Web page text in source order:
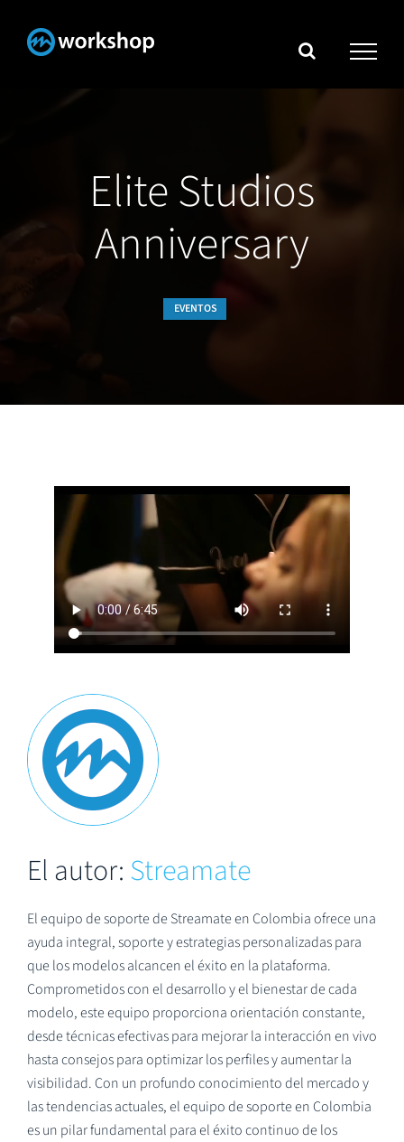
Elite Studios
Anniversary
EVENTOS
El autor:Streamate
El equipo de soporte de Streamate en Colombia ofrece una
ayuda integral, soporte y estrategias personalizadas para
que los modelos alcancen el éxito en la plataforma.
Comprometidos con el desarrollo y el bienestar de cada
modelo, este equipo proporciona orientación constante,
desde técnicas efectivas para mejorar la interacción en vivo
hasta consejos para optimizar los perfiles y aumentar la
visibilidad. Con un profundo conocimiento del mercado y
las tendencias actuales, el equipo de soporte en Colombia
es un pilar fundamental para el éxito continuo de los